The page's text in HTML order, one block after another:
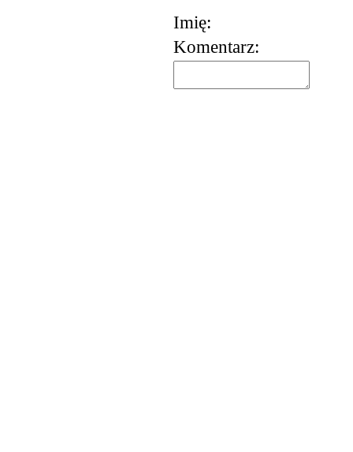
Imię:
Komentarz: